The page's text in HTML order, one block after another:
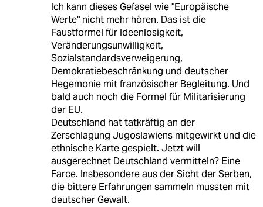
Ich kann dieses Gefasel wie "Europäische
Werte" nicht mehr hören. Das ist die
Faustformel für Ideenlosigkeit,
Veränderungsunwilligkeit,
Sozialstandardsverweigerung,
Demokratiebeschränkung und deutscher
Hegemonie mit französischer Begleitung. Und
bald auch noch die Formel für Militarisierung
der EU.
Deutschland hat tatkräftig an der
Zerschlagung Jugoslawiens mitgewirkt und die
ethnische Karte gespielt. Jetzt will
ausgerechnet Deutschland vermitteln? Eine
Farce. Insbesondere aus der Sicht der Serben,
die bittere Erfahrungen sammeln mussten mit
deutscher Gewalt.